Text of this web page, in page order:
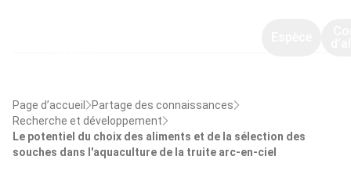
Page d’accueil
Partage des connaissances
Recherche et développement
Le potentiel du choix des aliments et de la sélection des
souches dans l'aquaculture de la truite arc-en-ciel